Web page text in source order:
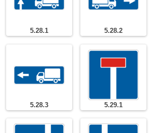
5.28.1 5.28.2
5.28.3 5.29.1